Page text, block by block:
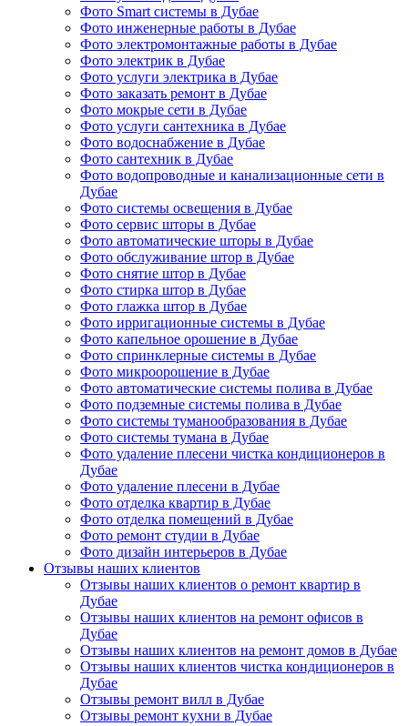
Фото Smart системы в Дубае
Фото инженерные работы в Дубае
Фото электромонтажные работы в Дубае
Фото электрик в Дубае
Фото услуги электрика в Дубае
Фото заказать ремонт в Дубае
Фото мокрые сети в Дубае
Фото услуги сантехника в Дубае
Фото водоснабжение в Дубае
Фото сантехник в Дубае
Фото водопроводные и канализационные сети в
Дубае
Фото системы освещения в Дубае
Фото сервис шторы в Дубае
Фото автоматические шторы в Дубае
Фото обслуживание штор в Дубае
Фото снятие штор в Дубае
Фото стирка штор в Дубае
Фото глажка штор в Дубае
Фото ирригационные системы в Дубае
Фото капельное орошение в Дубае
Фото спринклерные системы в Дубае
Фото микроорошение в Дубае
Фото автоматические системы полива в Дубае
Фото подземные системы полива в Дубае
Фото системы туманообразования в Дубае
Фото системы тумана в Дубае
Фото удаление плесени чистка кондиционеров в
Дубае
Фото удаление плесени в Дубае
Фото отделка квартир в Дубае
Фото отделка помещений в Дубае
Фото ремонт студии в Дубае
Фото дизайн интерьеров в Дубае
Отзывы наших клиентов
Отзывы наших клиентов о ремонт квартир в
Дубае
Отзывы наших клиентов на ремонт офисов в
Дубае
Отзывы наших клиентов на ремонт домов в Дубае
Отзывы наших клиентов чистка кондиционеров в
Дубае
Отзывы ремонт вилл в Дубае
Отзывы ремонт кухни в Дубае